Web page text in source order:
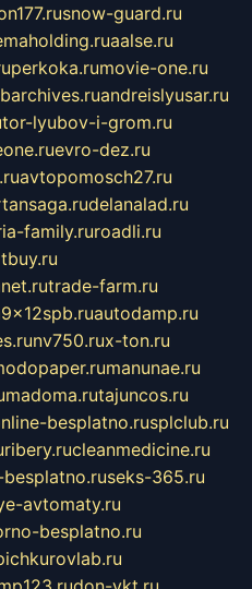
snow-guard.ru
aalse.ru
perkoka.rumovie-one.ru
andreislyusar.ru
tor-lyubov-i-grom.ru
evro-dez.ru
avtopomosch27.ru
delanalad.ru
family.ruroadli.ru
trade-farm.ru
autodamp.ru
nv750.rux-ton.ru
manunae.ru
madoma.rutajuncos.ru
besplatno.rusplclub.ru
ribery.rucleanmedicine.ru
seks-365.ru
avtomaty.ru
besplatno.ru